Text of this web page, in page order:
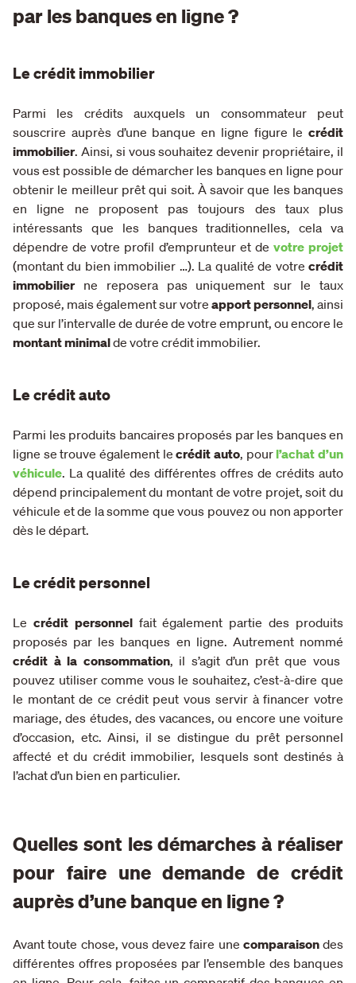
par les banques en ligne ?
Le crédit immobilier
Parmi les crédits auxquels un consommateur peut
souscrire auprès d’une banque en ligne figure le crédit
immobilier. Ainsi, si vous souhaitez devenir propriétaire, il
vous est possible de démarcher les banques en ligne pour
obtenir le meilleur prêt qui soit. À savoir que les banques
en ligne ne proposent pas toujours des taux plus
intéressants que les banques traditionnelles, cela va
dépendre de votre profil d’emprunteur et de votre projet
(montant du bien immobilier …). La qualité de votre crédit
immobilierne reposera pas uniquement sur le taux
proposé, mais également sur votre apport personnel, ainsi
que sur l’intervalle de durée de votre emprunt, ou encore le
montant minimalde votre crédit immobilier.
Le crédit auto
Parmi les produits bancaires proposés par les banques en
ligne se trouve également lecrédit auto, pourl’achat d’un
véhicule. La qualité des différentes offres de crédits auto
dépend principalement du montant de votre projet, soit du
véhicule et de la somme que vous pouvez ou non apporter
dès le départ.
Le crédit personnel
Le crédit personnelfait également partie des produits
proposés par les banques en ligne. Autrement nommé
crédit à la consommation, il s’agit d’un prêt que vous
pouvez utiliser comme vous le souhaitez, c’est-à-dire que
le montant de ce crédit peut vous servir à financer votre
mariage, des études, des vacances, ou encore une voiture
d’occasion, etc. Ainsi, il se distingue du prêt personnel
affecté et du crédit immobilier, lesquels sont destinés à
l’achat d’un bien en particulier.
Quelles sont les démarches à réaliser
pour faire une demande de crédit
auprès d’une banque en ligne ?
Avant toute chose, vous devez faire une comparaisondes
différentes offres proposées par l’ensemble des banques